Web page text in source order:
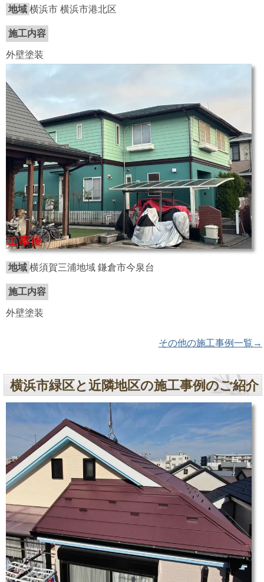
地域 横浜市 横浜市港北区
施工内容
外壁塗装
地域 横須賀三浦地域 鎌倉市今泉台
施工内容
外壁塗装
その他の施工事例一覧→
横浜市緑区と近隣地区の施工事例のご紹介